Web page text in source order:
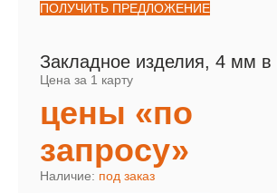
ПОЛУЧИТЬ ПРЕДЛОЖЕНИЕ
Закладное изделия, 4 мм
Цена за 1 карту
цены «по
запросу»
Наличие: под заказ